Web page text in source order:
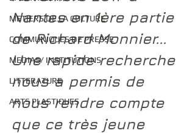
METIERS DE LA CULTURE
COMMUNIQUES DE PRESSE
MEDIAS/ INSTITUTIONS
LITTERATURE
ARTS PLASTIQUES
Nantes en 1ère partie
de Richard Monnier...
Une rapide recherche
nous a permis de
nous rendre compte
que ce très jeune